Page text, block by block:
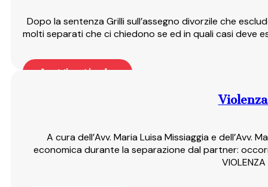
Dopo la sentenza Grilli sull’assegno divorzile che
molti separati che ci chiedono se ed in quali casi deve
Leggi articolo
A cura dell’Avv. Maria Luisa Missiaggia e
economica durante la separazione dal partner: